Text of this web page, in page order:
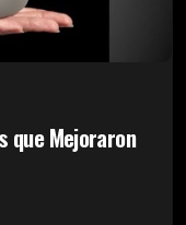
que Mejoraron